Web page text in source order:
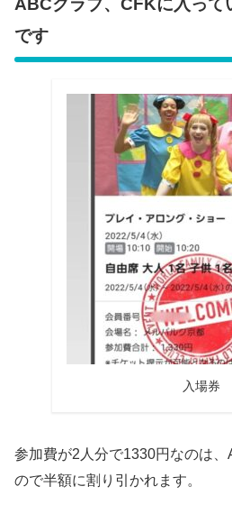
です
入場券
参加費が2人分で1330円なのは
ので半額に割り引かれます。